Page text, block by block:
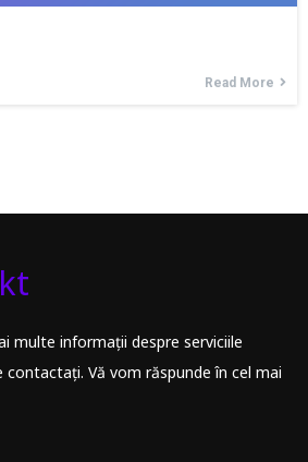
Read More
multe informații despre serviciile
Vă vom răspunde în cel mai